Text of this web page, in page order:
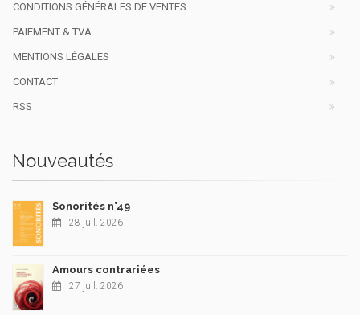
CONDITIONS GÉNÉRALES DE VENTES
PAIEMENT & TVA
MENTIONS LÉGALES
CONTACT
RSS
Nouveautés
Sonorités n°49
28 juil. 2026
Amours contrariées
27 juil. 2026